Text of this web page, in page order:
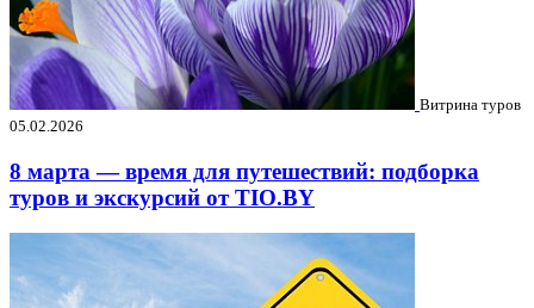
Витрина туров
05.02.2026
8 марта — время для путешествий: подборка
туров и экскурсий от TIO.BY